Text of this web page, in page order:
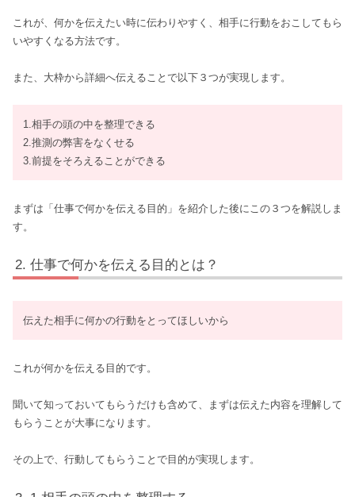
これが、何かを伝えたい時に伝わりやすく、相手に行動をおこしてもら
いやすくなる方法です。
また、大枠から詳細へ伝えることで以下３つが実現します。
1.相手の頭の中を整理できる
2.推測の弊害をなくせる
3.前提をそろえることができる
まずは「仕事で何かを伝える目的」を紹介した後にこの３つを解説しま
す。
仕事で何かを伝える目的とは？
伝えた相手に何かの行動をとってほしいから
これが何かを伝える目的です。
聞いて知っておいてもらうだけも含めて、まずは伝えた内容を理解して
もらうことが大事になります。
その上で、行動してもらうことで目的が実現します。